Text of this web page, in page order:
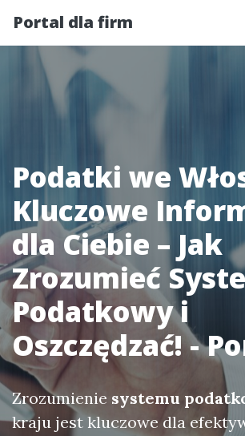
Portal dla firm
Podatki we
Kluczowe
dla Ciebie – Jak
Zrozumieć
Podatkowy i
Oszczędzać! -
Zrozumienie systemu
kraju jest kluczowe dla